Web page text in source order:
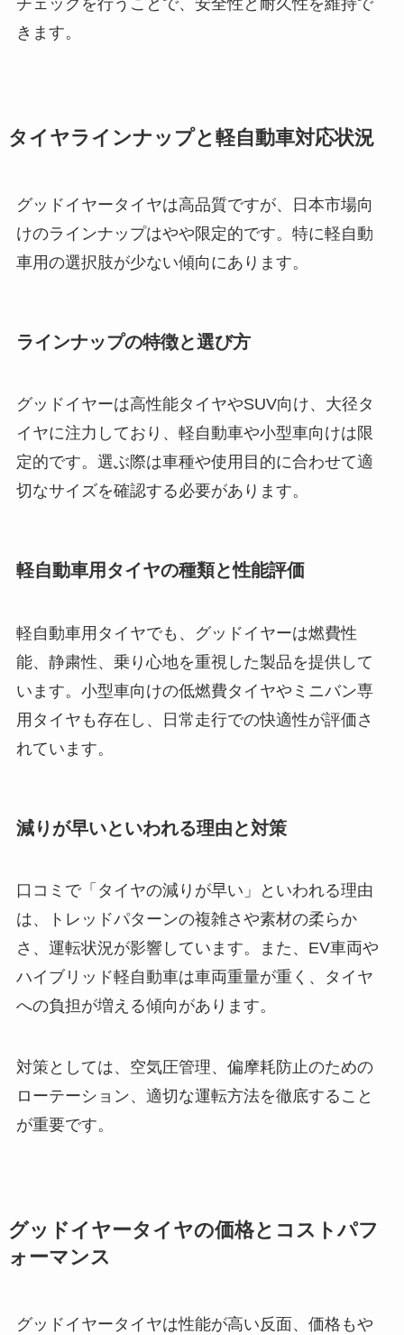
きます。
タイヤラインナップと軽自動車対応状況
グッドイヤータイヤは高品質ですが、日本市場向
けのラインナップはやや限定的です。特に軽自動
車用の選択肢が少ない傾向にあります。
ラインナップの特徴と選び方
グッドイヤーは高性能タイヤやSUV向け、大径タ
イヤに注力しており、軽自動車や小型車向けは限
定的です。選ぶ際は車種や使用目的に合わせて適
切なサイズを確認する必要があります。
軽自動車用タイヤの種類と性能評価
軽自動車用タイヤでも、グッドイヤーは燃費性
能、静粛性、乗り心地を重視した製品を提供して
います。小型車向けの低燃費タイヤやミニバン専
用タイヤも存在し、日常走行での快適性が評価さ
れています。
減りが早いといわれる理由と対策
口コミで「タイヤの減りが早い」といわれる理由
は、トレッドパターンの複雑さや素材の柔らか
さ、運転状況が影響しています。また、EV車両や
ハイブリッド軽自動車は車両重量が重く、タイヤ
への負担が増える傾向があります。
対策としては、空気圧管理、偏摩耗防止のための
ローテーション、適切な運転方法を徹底すること
が重要です。
グッドイヤータイヤの価格とコストパフ
ォーマンス
グッドイヤータイヤは性能が高い反面、価格もや